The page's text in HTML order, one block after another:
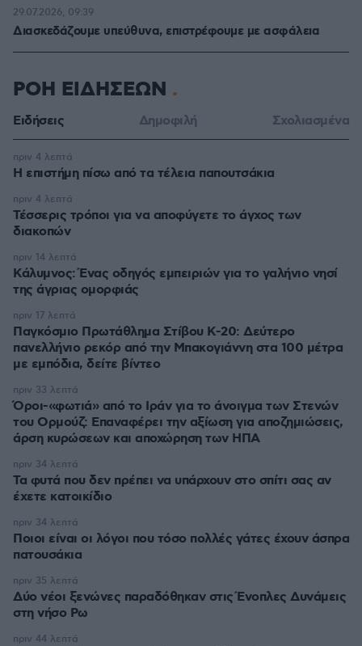
Διασκεδάζουμε υπεύθυνα, επιστρέφουμε με ασφάλεια
29.07.2026, 09:39
ΡΟΗ ΕΙΔΗΣΕΩΝ
Ειδήσεις Δημοφιλή Σχολιασμένα
Η επιστήμη πίσω από τα τέλεια παπουτσάκια
πριν 4 λεπτά
Τέσσερις τρόποι για να αποφύγετε το άγχος των
διακοπών
πριν 4 λεπτά
Κάλυμνος: Ένας οδηγός εμπειριών για το γαλήνιο νησί
της άγριας ομορφιάς
πριν 14 λεπτά
Παγκόσμιο Πρωτάθλημα Στίβου Κ-20: Δεύτερο
πανελλήνιο ρεκόρ από την Μπακογιάννη στα 100 μέτρα
με εμπόδια, δείτε βίντεο
πριν 17 λεπτά
Όροι-«φωτιά» από το Ιράν για το άνοιγμα των Στενών
του Ορμούζ: Επαναφέρει την αξίωση για αποζημιώσεις,
άρση κυρώσεων και αποχώρηση των ΗΠΑ
πριν 33 λεπτά
Τα φυτά που δεν πρέπει να υπάρχουν στο σπίτι σας αν
έχετε κατοικίδιο
πριν 34 λεπτά
Ποιοι είναι οι λόγοι που τόσο πολλές γάτες έχουν άσπρα
πατουσάκια
πριν 34 λεπτά
Δύο νέοι ξενώνες παραδόθηκαν στις Ένοπλες Δυνάμεις
στη νήσο Ρω
πριν 35 λεπτά
πριν 44 λεπτά